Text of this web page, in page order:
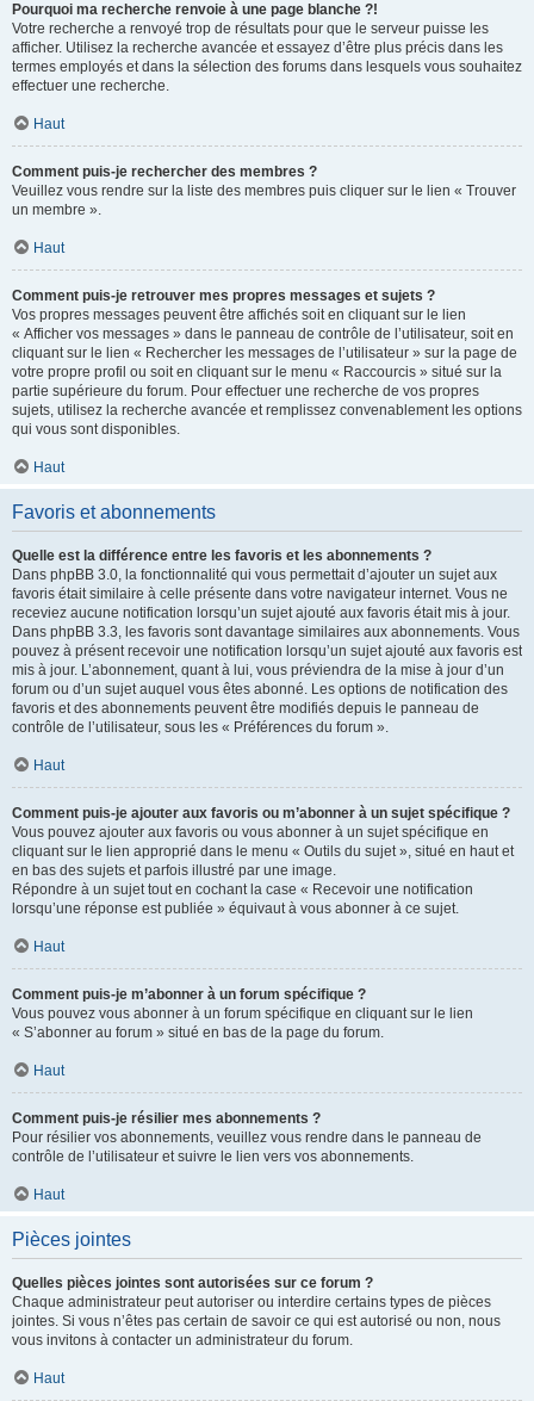
Pourquoi ma recherche renvoie à une page blanche ?!
Votre recherche a renvoyé trop de résultats pour que le serveur puisse les
afficher. Utilisez la recherche avancée et essayez d’être plus précis dans les
termes employés et dans la sélection des forums dans lesquels vous souhaitez
effectuer une recherche.
Haut
Comment puis-je rechercher des membres ?
Veuillez vous rendre sur la liste des membres puis cliquer sur le lien « Trouver
un membre ».
Haut
Comment puis-je retrouver mes propres messages et sujets ?
Vos propres messages peuvent être affichés soit en cliquant sur le lien
« Afficher vos messages » dans le panneau de contrôle de l’utilisateur, soit en
cliquant sur le lien « Rechercher les messages de l’utilisateur » sur la page de
votre propre profil ou soit en cliquant sur le menu « Raccourcis » situé sur la
partie supérieure du forum. Pour effectuer une recherche de vos propres
sujets, utilisez la recherche avancée et remplissez convenablement les options
qui vous sont disponibles.
Haut
Favoris et abonnements
Quelle est la différence entre les favoris et les abonnements ?
Dans phpBB 3.0, la fonctionnalité qui vous permettait d’ajouter un sujet aux
favoris était similaire à celle présente dans votre navigateur internet. Vous ne
receviez aucune notification lorsqu’un sujet ajouté aux favoris était mis à jour.
Dans phpBB 3.3, les favoris sont davantage similaires aux abonnements. Vous
pouvez à présent recevoir une notification lorsqu’un sujet ajouté aux favoris est
mis à jour. L’abonnement, quant à lui, vous préviendra de la mise à jour d’un
forum ou d’un sujet auquel vous êtes abonné. Les options de notification des
favoris et des abonnements peuvent être modifiés depuis le panneau de
contrôle de l’utilisateur, sous les « Préférences du forum ».
Haut
Comment puis-je ajouter aux favoris ou m’abonner à un sujet spécifique ?
Vous pouvez ajouter aux favoris ou vous abonner à un sujet spécifique en
cliquant sur le lien approprié dans le menu « Outils du sujet », situé en haut et
en bas des sujets et parfois illustré par une image.
Répondre à un sujet tout en cochant la case « Recevoir une notification
lorsqu’une réponse est publiée » équivaut à vous abonner à ce sujet.
Haut
Comment puis-je m’abonner à un forum spécifique ?
Vous pouvez vous abonner à un forum spécifique en cliquant sur le lien
« S’abonner au forum » situé en bas de la page du forum.
Haut
Comment puis-je résilier mes abonnements ?
Pour résilier vos abonnements, veuillez vous rendre dans le panneau de
contrôle de l’utilisateur et suivre le lien vers vos abonnements.
Haut
Pièces jointes
Quelles pièces jointes sont autorisées sur ce forum ?
Chaque administrateur peut autoriser ou interdire certains types de pièces
jointes. Si vous n’êtes pas certain de savoir ce qui est autorisé ou non, nous
vous invitons à contacter un administrateur du forum.
Haut